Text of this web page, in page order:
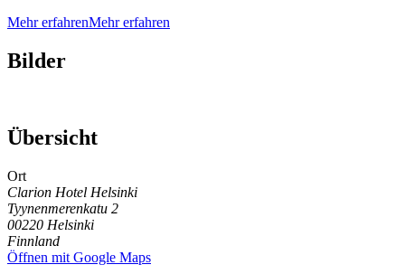
Mehr erfahrenMehr erfahren
Bilder
Übersicht
Ort
Clarion Hotel Helsinki
Tyynenmerenkatu 2
00220 Helsinki
Finnland
Öffnen mit Google Maps